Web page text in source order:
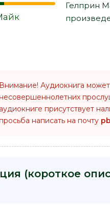
Гелприн
Внимание! Аудиокнига
несовершеннолетних
аудиокниге присутствует
просьба написать на почту
(короткое